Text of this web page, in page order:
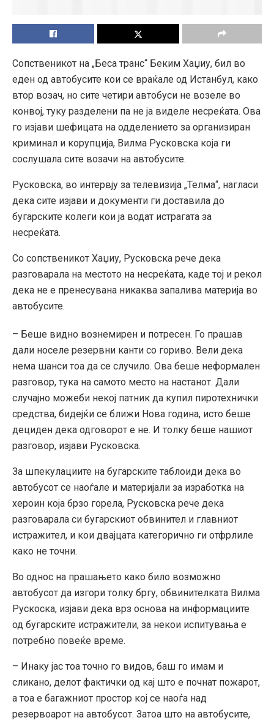
Сопственикот на „Беса транс“ Беким Хаџиу, бил во
еден од автобусите кои се враќале од Истанбул, како
втор возач, но сите четири автобуси не возеле во
конвој, туку разделени па не ја виделе несреќата. Ова
го изјави шефицата на одделението за организиран
криминал и корупција, Вилма Русковска која ги
сослушала сите возачи на автобусите.
Русковска, во интервју за телевизија „Телма“, нагласи
дека сите изјави и документи ги доставила до
бугарските колеги кои ја водат истрагата за
несреќата.
Со сопственикот Хаџиу, Русковска рече дека
разговарала на местото на несреќата, каде тој и рекол
дека не е пренесувана никаква запалива материја во
автобусите.
– Беше видно вознемирен и потресен. Го прашав
дали носеле резервни канти со гориво. Вели дека
нема шанси тоа да се случило. Ова беше неформален
разговор, тука на самото место на настанот. Дали
случајно можеби некој патник да купил пиротехнички
средства, бидејќи се ближи Нова година, исто беше
дециден дека одговорот е не. И толку беше нашиот
разговор, изјави Русковска.
За шпекулациите на бугарските таблоиди дека во
автобусот се наоѓале и материјали за изработка на
хероин која брзо горела, Русковска рече дека
разговарала си бугарскиот обвинител и главниот
истражител, и кои двајцата категорично ги отфрлиле
како не точни.
Во однос на прашањето како било возможно
автобусот да изгори толку бргу, обвинителката Вилма
Рускоска, изјави дека врз основа на информациите
од бугарските истражители, за некои испитувања е
потребно повеќе време.
– Инаку јас тоа точно го видов, баш го имам и
сликано, делот фактички од кај што е почнат пожарот,
а тоа е багажниот простор кој се наоѓа над
резервоарот на автобусот. Затоа што на автобусите,